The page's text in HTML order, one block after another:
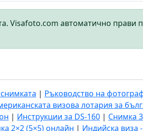
Visafoto.com автоматично
| Ръководство на
визова лотария за
| Инструкции за DS-160 | Снимка
2×2 (5×5) онлайн | Индийска виза